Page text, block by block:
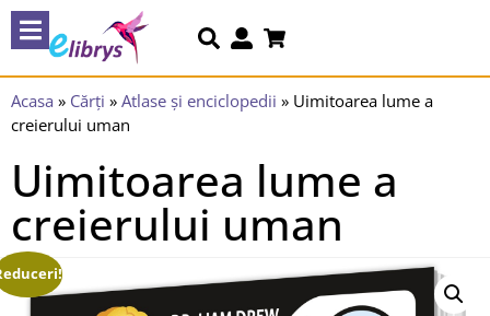
Acasa » Cărți » Atlase și enciclopedii » Uimitoarea lume a
creierului uman
Uimitoarea lume a
creierului uman